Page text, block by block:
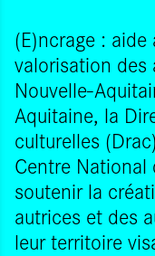
(E)ncrage :
valorisation des
Nouvelle-
Aquitaine, la
culturelles
Centre National
soutenir la
autrices et des
leur territoire